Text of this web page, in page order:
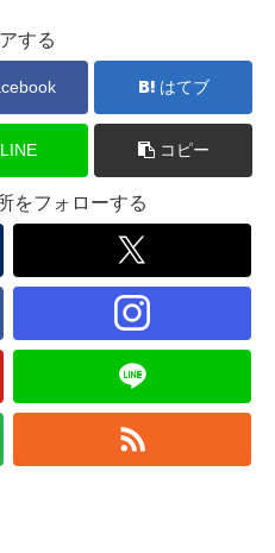
する
はてブ
LINE コピー
をフォローする